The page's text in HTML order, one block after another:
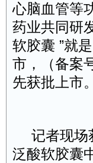
心脑血管等
药业共同研
软胶囊 ”就
市，（备案
先获批上市。
记者现场
泛酸软胶囊